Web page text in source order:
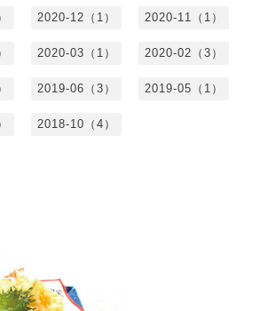
2020-12（1） 2020-11（1）
2020-03（1） 2020-02（3）
2019-06（3） 2019-05（1）
2018-10（4）